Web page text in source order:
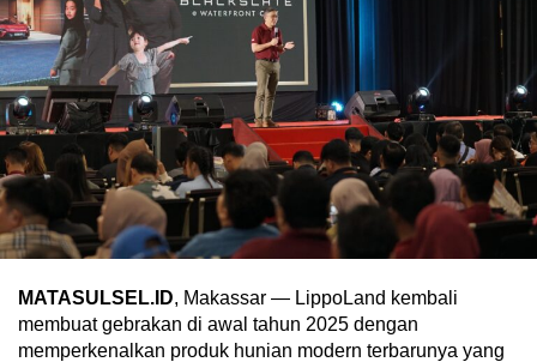
MATASULSEL.ID, Makassar — LippoLand kembali
membuat gebrakan di awal tahun 2025 dengan
memperkenalkan produk hunian modern terbarunya yang